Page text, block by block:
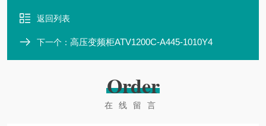
返回列表
下一个： 高压变频柜ATV1200C-A445-1010Y4
Order
在线留言